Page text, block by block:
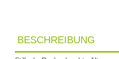
BESCHREIBUNG